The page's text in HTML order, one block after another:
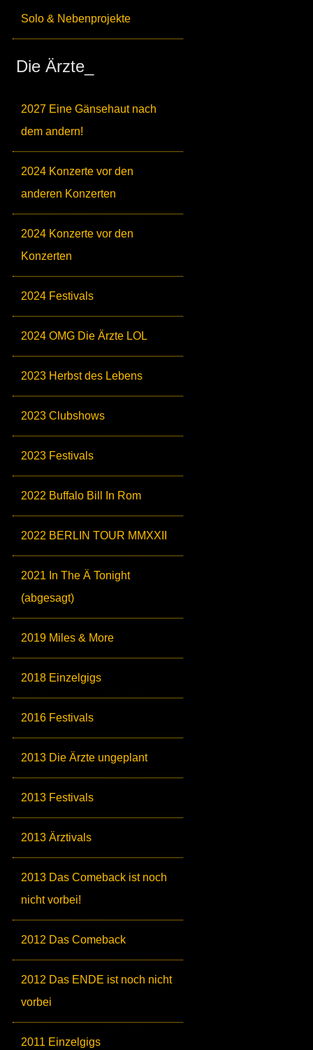
Solo & Nebenprojekte
Die Ärzte_
2027 Eine Gänsehaut nach
dem andern!
2024 Konzerte vor den
anderen Konzerten
2024 Konzerte vor den
Konzerten
2024 Festivals
2024 OMG Die Ärzte LOL
2023 Herbst des Lebens
2023 Clubshows
2023 Festivals
2022 Buffalo Bill In Rom
2022 BERLIN TOUR MMXXII
2021 In The Ä Tonight
(abgesagt)
2019 Miles & More
2018 Einzelgigs
2016 Festivals
2013 Die Ärzte ungeplant
2013 Festivals
2013 Ärztivals
2013 Das Comeback ist noch
nicht vorbei!
2012 Das Comeback
2012 Das ENDE ist noch nicht
vorbei
2011 Einzelgigs